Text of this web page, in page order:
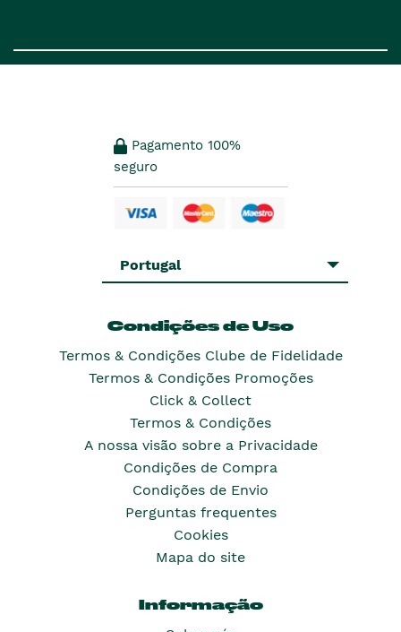
Pagamento 100%
seguro
Portugal
Condições de Uso
Termos & Condições Clube de Fidelidade
Termos & Condições Promoções
Click & Collect
Termos & Condições
A nossa visão sobre a Privacidade
Condições de Compra
Condições de Envio
Perguntas frequentes
Cookies
Mapa do site
Informação